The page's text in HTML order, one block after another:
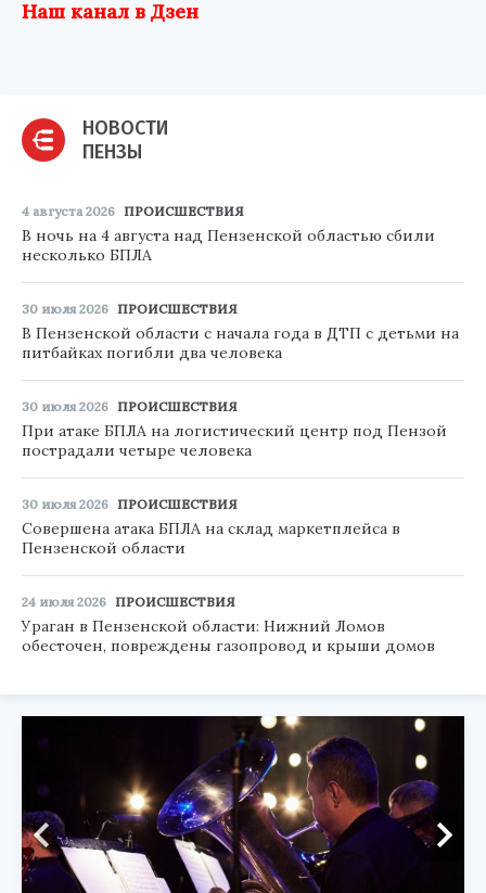
Наш канал в Дзен
НОВОСТИ
ПЕНЗЫ
4 августа 2026 ПРОИСШЕСТВИЯ
В ночь на 4 августа над Пензенской областью сбили
несколько БПЛА
30 июля 2026 ПРОИСШЕСТВИЯ
В Пензенской области с начала года в ДТП с детьми на
питбайках погибли два человека
30 июля 2026 ПРОИСШЕСТВИЯ
При атаке БПЛА на логистический центр под Пензой
пострадали четыре человека
30 июля 2026 ПРОИСШЕСТВИЯ
Совершена атака БПЛА на склад маркетплейса в
Пензенской области
24 июля 2026 ПРОИСШЕСТВИЯ
Ураган в Пензенской области: Нижний Ломов
обесточен, повреждены газопровод и крыши домов